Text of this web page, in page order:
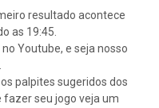
resultado acontece
as 19:45.
Youtube, e seja nosso
palpites sugeridos dos
fazer seu jogo veja um